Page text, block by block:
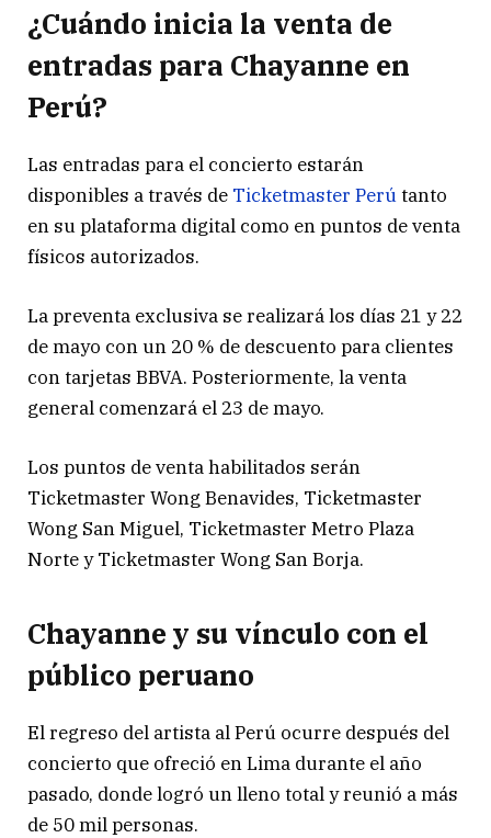
¿Cuándo inicia la venta de
entradas para Chayanne en
Perú?
Las entradas para el concierto estarán
disponibles a través de Ticketmaster Perútanto
en su plataforma digital como en puntos de venta
físicos autorizados.
La preventa exclusiva se realizará los días 21 y 22
de mayo con un 20 % de descuento para clientes
con tarjetas BBVA. Posteriormente, la venta
general comenzará el 23 de mayo.
Los puntos de venta habilitados serán
Ticketmaster Wong Benavides, Ticketmaster
Wong San Miguel, Ticketmaster Metro Plaza
Norte y Ticketmaster Wong San Borja.
Chayanne y su vínculo con el
público peruano
El regreso del artista al Perú ocurre después del
concierto que ofreció en Lima durante el año
pasado, donde logró un lleno total y reunió a más
de 50 mil personas.